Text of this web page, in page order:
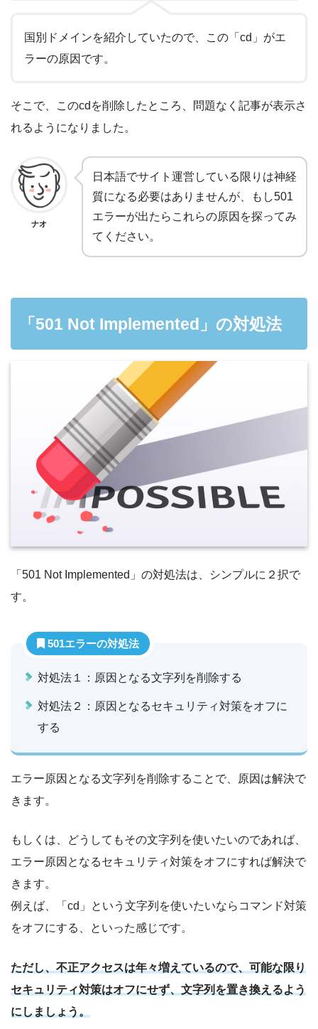
国別ドメインを紹介していたので、この「cd」がエ
ラーの原因です。
そこで、このcdを削除したところ、問題なく記事が表示さ
れるようになりました。
ナオ
日本語でサイト運営している限りは神経
質になる必要はありませんが、もし501
エラーが出たらこれらの原因を探ってみ
てください。
「501 Not Implemented」の対処法
「501 Not Implemented」の対処法は、シンプルに２択で
す。
501エラーの対処法
対処法１：原因となる文字列を削除する
対処法２：原因となるセキュリティ対策をオフに
する
エラー原因となる文字列を削除することで、原因は解決で
きます。
もしくは、どうしてもその文字列を使いたいのであれば、
エラー原因となるセキュリティ対策をオフにすれば解決で
きます。
例えば、「cd」という文字列を使いたいならコマンド対策
をオフにする、といった感じです。
ただし、不正アクセスは年々増えているので、可能な限り
セキュリティ対策はオフにせず、文字列を置き換えるよう
にしましょう。